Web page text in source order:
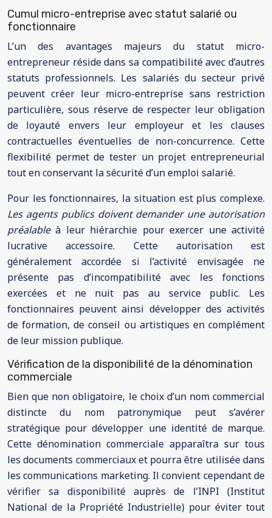
Cumul micro-entreprise avec statut salarié ou
fonctionnaire
L’un des avantages majeurs du statut micro-
entrepreneur réside dans sa compatibilité avec d’autres
statuts professionnels. Les salariés du secteur privé
peuvent créer leur micro-entreprise sans restriction
particulière, sous réserve de respecter leur obligation
de loyauté envers leur employeur et les clauses
contractuelles éventuelles de non-concurrence. Cette
flexibilité permet de tester un projet entrepreneurial
tout en conservant la sécurité d’un emploi salarié.
Pour les fonctionnaires, la situation est plus complexe.
Les agents publics doivent demander une autorisation
préalableà leur hiérarchie pour exercer une activité
lucrative accessoire. Cette autorisation est
généralement accordée si l’activité envisagée ne
présente pas d’incompatibilité avec les fonctions
exercées et ne nuit pas au service public. Les
fonctionnaires peuvent ainsi développer des activités
de formation, de conseil ou artistiques en complément
de leur mission publique.
Vérification de la disponibilité de la dénomination
commerciale
Bien que non obligatoire, le choix d’un nom commercial
distincte du nom patronymique peut s’avérer
stratégique pour développer une identité de marque.
Cette dénomination commerciale apparaîtra sur tous
les documents commerciaux et pourra être utilisée dans
les communications marketing. Il convient cependant de
vérifier sa disponibilité auprès de l’INPI (Institut
National de la Propriété Industrielle) pour éviter tout